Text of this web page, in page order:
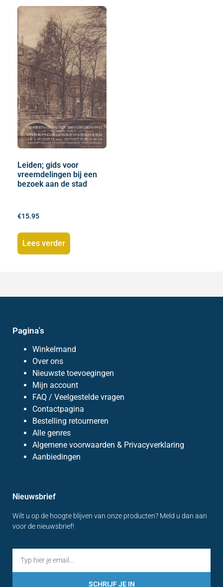
Leiden; gids voor
vreemdelingen bij een
bezoek aan de stad
€15.95
Lees verder
Pagina's
Winkelmand
Over ons
Nieuwste toevoegingen
Mijn account
FAQ / Veelgestelde vragen
Contactpagina
Bestelling retourneren
Alle genres
Algemene voorwaarden & Privacyverklaring
Aanbiedingen
Nieuwsbrief
Wilt u op de hoogte blijven van onze producten? Meld u dan aan
voor de nieuwsbrief!
SCHRIJF JE IN